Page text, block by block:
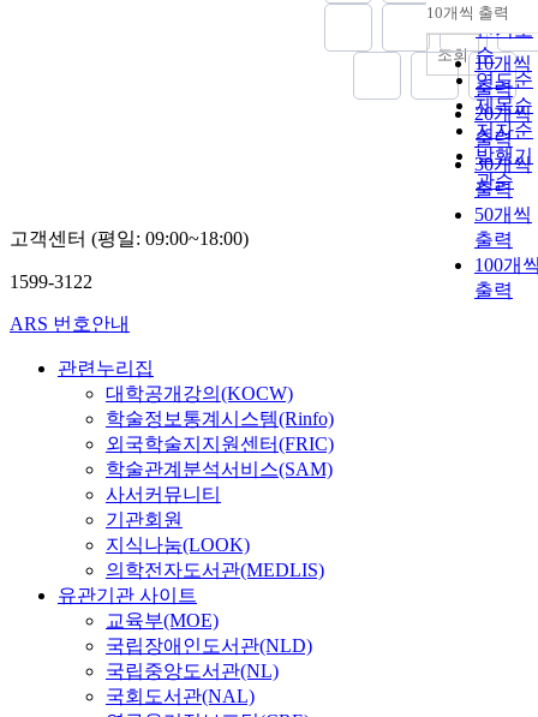
순
인기도
순
연도순
제목순
저자순
발행기
관순
내림차
10개씩 출력
10개씩
출력
20개씩
출력
30개씩
출력
50개씩
출력
100개
출력
조회
고객센터 (평일: 09:00~18:00)
1599-3122
ARS 번호안내
관련누리집
대학공개강의(KOCW)
학술정보통계시스템(Rinfo)
외국학술지지원센터(FRIC)
학술관계분석서비스(SAM)
사서커뮤니티
기관회원
지식나눔(LOOK)
의학전자도서관(MEDLIS)
유관기관 사이트
교육부(MOE)
국립장애인도서관(NLD)
국립중앙도서관(NL)
국회도서관(NAL)